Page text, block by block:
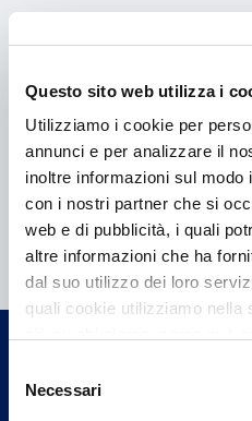
Questo sito web utilizza i
Utilizziamo i cookie per
annunci e per analizzare il
inoltre informazioni sul
con i nostri partner che si
web e di pubblicità, i quali
altre informazioni che ha
dal suo utilizzo dei loro
quali cookie utilizziamo nella
può trovare nel footer del sito
delNecessari
Hai bisogno di
informazioni?
Trova l'Agenzia più
Contattaci